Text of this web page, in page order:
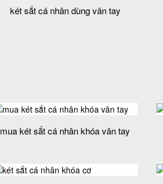
két sắt cá nhân dùng vân tay
mua két sắt cá nhân khóa vân tay